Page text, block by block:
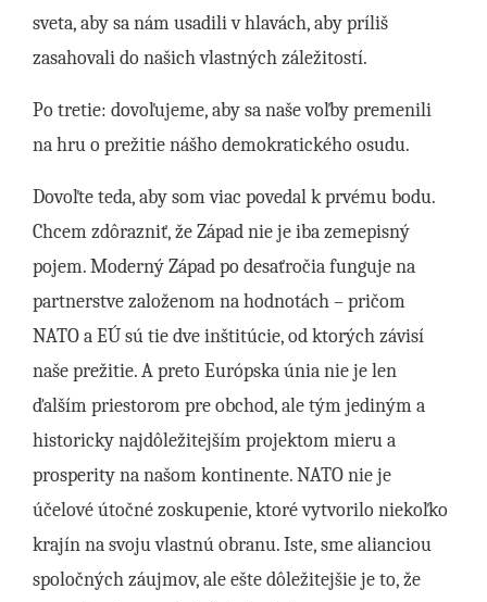
sveta, aby sa nám usadili v hlavách, aby príliš
zasahovali do našich vlastných záležitostí.
Po tretie: dovoľujeme, aby sa naše voľby premenili
na hru o prežitie nášho demokratického osudu.
Dovoľte teda, aby som viac povedal k prvému bodu.
Chcem zdôrazniť, že Západ nie je iba zemepisný
pojem. Moderný Západ po desaťročia funguje na
partnerstve založenom na hodnotách – pričom
NATO a EÚ sú tie dve inštitúcie, od ktorých závisí
naše prežitie. A preto Európska únia nie je len
ďalším priestorom pre obchod, ale tým jediným a
historicky najdôležitejším projektom mieru a
prosperity na našom kontinente. NATO nie je
účelové útočné zoskupenie, ktoré vytvorilo niekoľko
krajín na svoju vlastnú obranu. Iste, sme alianciou
spoločných záujmov, ale ešte dôležitejšie je to, že